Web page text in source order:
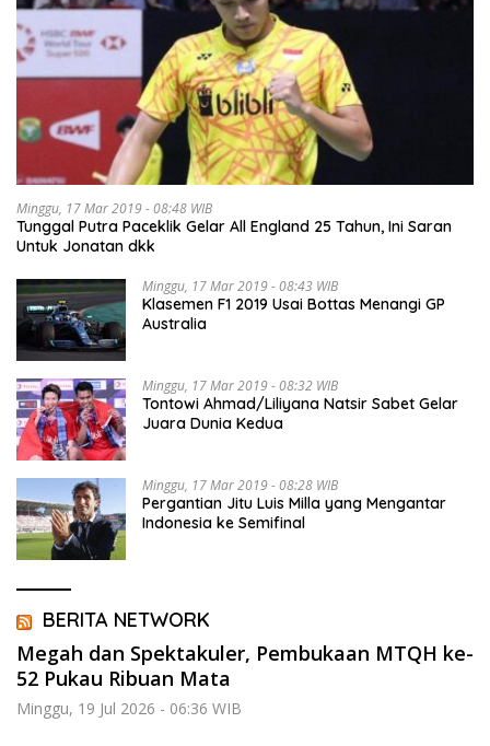
Minggu, 17 Mar 2019 - 08:48 WIB
Tunggal Putra Paceklik Gelar All England 25 Tahun, Ini Saran
Untuk Jonatan dkk
Minggu, 17 Mar 2019 - 08:43 WIB
Klasemen F1 2019 Usai Bottas Menangi GP
Australia
Minggu, 17 Mar 2019 - 08:32 WIB
Tontowi Ahmad/Liliyana Natsir Sabet Gelar
Juara Dunia Kedua
Minggu, 17 Mar 2019 - 08:28 WIB
Pergantian Jitu Luis Milla yang Mengantar
Indonesia ke Semifinal
BERITA NETWORK
Megah dan Spektakuler, Pembukaan MTQH ke-
52 Pukau Ribuan Mata
Minggu, 19 Jul 2026 - 06:36 WIB